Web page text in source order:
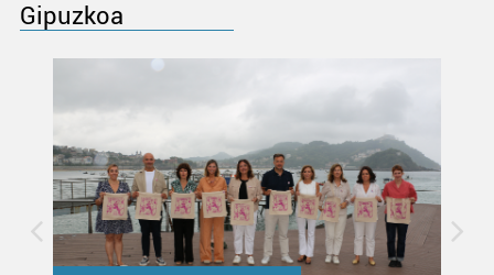
Gipuzkoa